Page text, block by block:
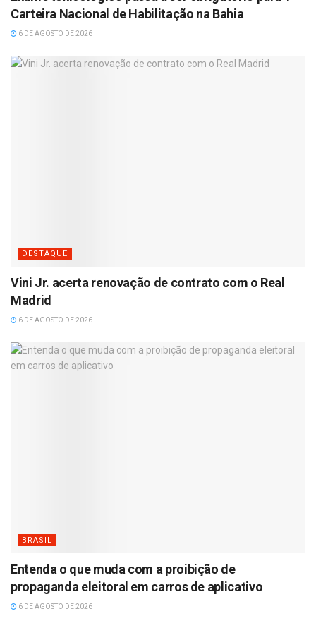
Carteira Nacional de Habilitação na Bahia
6 DE AGOSTO DE 2026
DESTAQUE
Vini Jr. acerta renovação de contrato com o Real
Madrid
6 DE AGOSTO DE 2026
BRASIL
Entenda o que muda com a proibição de
propaganda eleitoral em carros de aplicativo
6 DE AGOSTO DE 2026